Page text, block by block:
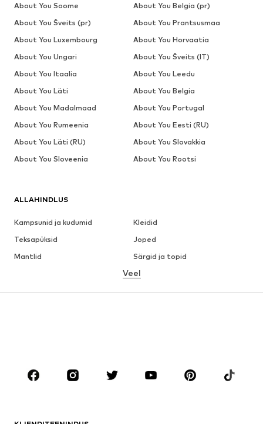
ALLAHINDLUS
Kampsunid ja kudumid
Kleidid
Teksapüksid
Joped
Mantlid
Särgid ja topid
Pesu
Aksessuaarid
Premium
Veel
About You Soome
About You Belgia (pr)
About You Šveits (pr)
About You Prantsusmaa
About You Luxembourg
About You Horvaatia
About You Ungari
About You Šveits (IT)
About You Itaalia
About You Leedu
About You Läti
About You Belgia
About You Madalmaad
About You Portugal
About You Rumeenia
About You Eesti (RU)
About You Läti (RU)
About You Slovakkia
About You Sloveenia
About You Rootsi